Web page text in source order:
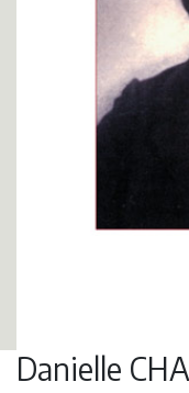
Danielle